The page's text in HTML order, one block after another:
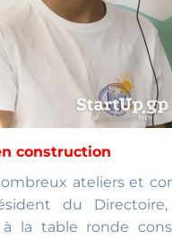
construction
ateliers et
du
la table ronde